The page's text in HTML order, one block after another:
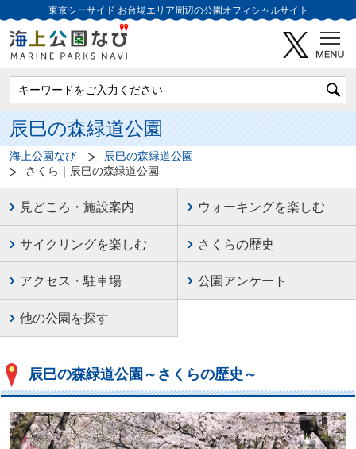
東京シーサイド お台場エリア周辺の公園オフィシャルサイト
辰巳の森緑道公園
海上公園なび
辰巳の森緑道公園
さくら｜辰巳の森緑道公園
見どころ・施設案内 ウォーキングを楽しむ
サイクリングを楽しむ さくらの歴史
アクセス・駐車場 公園アンケート
他の公園を探す
辰巳の森緑道公園～さくらの歴史～